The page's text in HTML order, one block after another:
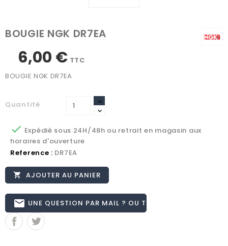
BOUGIE NGK DR7EA
6,00 € TTC
BOUGIE NGK DR7EA
Quantité
 Expédié sous 24H/48h ou retrait en magasin aux
horaires d'ouverture
Reference : DR7EA
 AJOUTER AU PANIER
email UNE QUESTION PAR MAIL ? OU TÉL 02.51.62.16.59